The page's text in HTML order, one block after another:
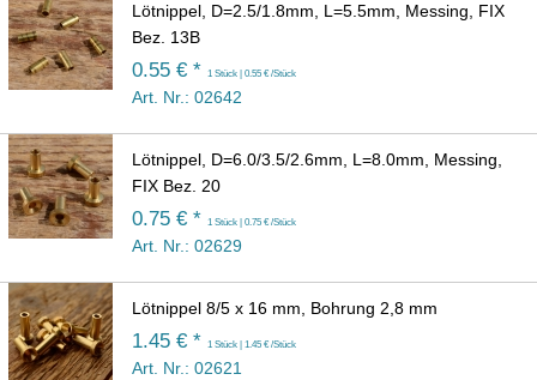
Lötnippel, D=2.5/1.8mm, L=5.5mm, Messing, FIX
Bez. 13B
0.55 € * 1 Stück | 0.55 € /Stück
Art. Nr.: 02642
Lötnippel, D=6.0/3.5/2.6mm, L=8.0mm, Messing,
FIX Bez. 20
0.75 € * 1 Stück | 0.75 € /Stück
Art. Nr.: 02629
Lötnippel 8/5 x 16 mm, Bohrung 2,8 mm
1.45 € * 1 Stück | 1.45 € /Stück
Art. Nr.: 02621